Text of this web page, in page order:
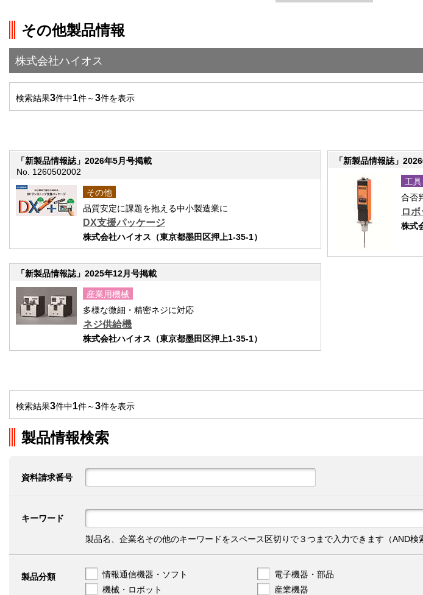
その他製品情報
株式会社ハイオス
検索結果3件中1件～3件を表示
「新製品情報誌」2026年5月号掲載
No. 1260502002
その他
品質安定に課題を抱える中小製造業に
DX支援パッケージ
株式会社ハイオス（東京都墨田区押上1-35-1）
「新製品情報誌」
工具
合否
ロ
株式
「新製品情報誌」2025年12月号掲載
産業用機械
多様な微細・精密ネジに対応
ネジ供給機
株式会社ハイオス（東京都墨田区押上1-35-1）
検索結果3件中1件～3件を表示
製品情報検索
資料請求番号
キーワード
製品名、企業名その他のキーワードをスペース区切りで３つまで入力できます（AND検
製品分類 情報通信機器・ソフト 電子機器・部品
機械・ロボット
産業機器